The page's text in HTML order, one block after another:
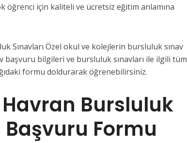
öğrenci için kaliteli ve ücretsiz eğitim anlamına
Sınavları Özel okul ve kolejlerin bursluluk sınav
başvuru bilgileri ve bursluluk sınavları ile ilgili tüm
formu doldurarak öğrenebilirsiniz.
Havran Bursluluk
Başvuru Formu